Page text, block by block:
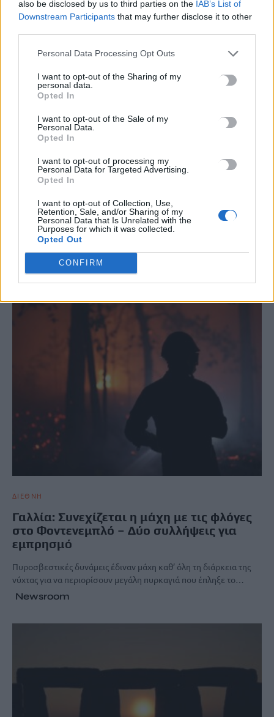
also be disclosed by us to third parties on the IAB’s List of
Downstream Participants that may further disclose it to other
Personal Data Processing Opt Outs
I want to opt-out of the Sharing of my
personal data.
Opted In
I want to opt-out of the Sale of my
Personal Data.
Opted In
I want to opt-out of processing my
Personal Data for Targeted Advertising.
Opted In
I want to opt-out of Collection, Use,
Retention, Sale, and/or Sharing of my
Personal Data that Is Unrelated with the
Purposes for which it was collected.
Opted Out
CONFIRM
δεν είναι εάν υπάρχουν χρήματα, είναι εάν υπάρχει
Περσείδες και ολική έκλειψη Ηλίου: Τι θα μπορέσουμε να
δούμε από τη χώρα μας
ΚΙΝΔΥΝΟΣ ΠΥΡΚΑΓΙΑΣ #ΣΤΑΥΡΟΣ ΑΡΝΑΟΥΤΑΚΗΣ
ΣΧΕΤΙΚΆ ΆΡΘΡΑ
ΔΙΕΘΝΗ
Γαλλία: Συνεχίζεται η μάχη με τις φλόγες
στο Φοντενεμπλό – Δύο συλλήψεις για
εμπρησμό
Πυροσβεστικές δυνάμεις έδιναν μάχη καθ’ όλη τη διάρκεια της
νύχτας για να περιορίσουν μεγάλη πυρκαγιά που έπληξε το…
Newsroom